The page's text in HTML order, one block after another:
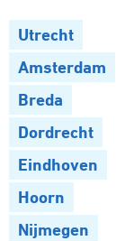
Utrecht
Amsterdam
Breda
Dordrecht
Eindhoven
Hoorn
Nijmegen